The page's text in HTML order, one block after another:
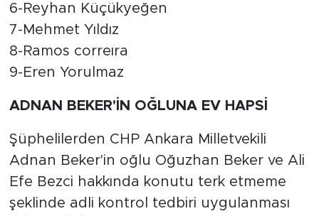
6-Reyhan Küçükyeğen
7-Mehmet Yıldız
8-Ramos correıra
9-Eren Yorulmaz
ADNAN BEKER'İN OĞLUNA EV HAPSİ
Şüphelilerden CHP Ankara Milletvekili
Adnan Beker'in oğlu Oğuzhan Beker ve Ali
Efe Bezci hakkında konutu terk etmeme
şeklinde adli kontrol tedbiri uygulanması